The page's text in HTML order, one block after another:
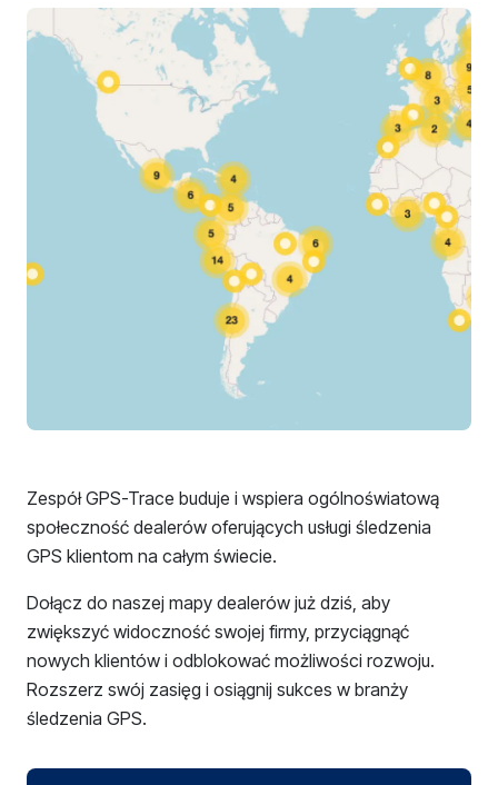
Zespół GPS-Trace buduje i wspiera ogólnoświatową
społeczność dealerów oferujących usługi śledzenia
GPS klientom na całym świecie.
Dołącz do naszej mapy dealerów już dziś, aby
zwiększyć widoczność swojej firmy, przyciągnąć
nowych klientów i odblokować możliwości rozwoju.
Rozszerz swój zasięg i osiągnij sukces w branży
śledzenia GPS.